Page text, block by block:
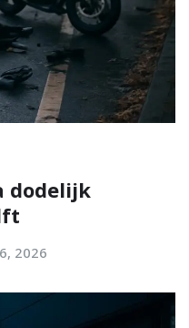
dodelijk
2026